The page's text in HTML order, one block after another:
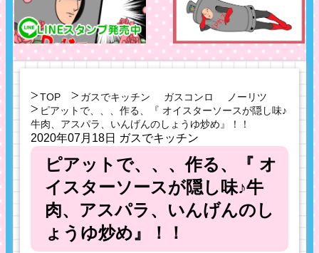
TOP ガスでキッチン ガスコンロ
ノーリツ
ピアットで、、、作る、『 オイスターソースが隠し味♪
牛肉、アスパラ、いんげんのしょうゆ炒め』！！
2020年07月18日 ガスでキッチン
ピアットで、、、作る、『 オ
イスターソースが隠し味♪牛
肉、アスパラ、いんげんのし
ょうゆ炒め』！！